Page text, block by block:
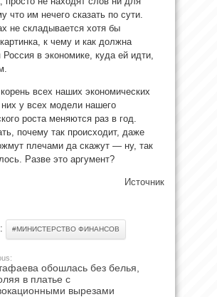
что им нечего сказать по сути.
не складывается хотя бы
к чему и как должна
Россия в экономике, куда ей идти,
всех наших экономических
у всех модели нашего
роста меняются раз в год.
почему так происходит, даже
плечами да скажут — ну, так
Разве это аргумент?
Источник
#МИНИСТЕРСТВО ФИНАНСОВ
обошлась без белья,
в платье с
вырезами